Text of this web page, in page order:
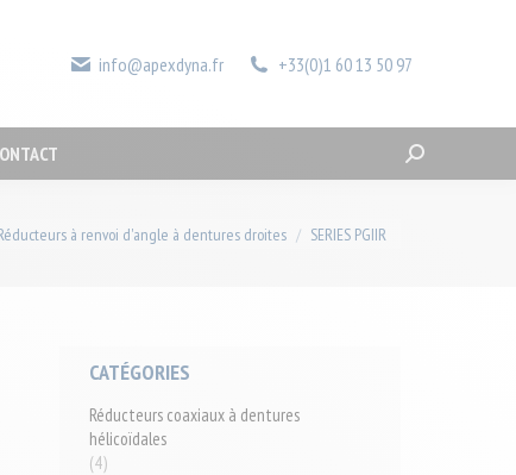
info@apexdyna.fr +33(0)1 60 13 50 97
Recherche
:
à renvoi d'angle à dentures droites SERIES PGIIR
CATÉGORIES
Réducteurs coaxiaux à dentures
hélicoïdales
(4)
: